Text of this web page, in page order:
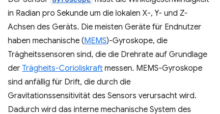
in Radian pro Sekunde um die lokalen X-, Y- und Z-
Achsen des Geräts. Die meisten Geräte für Endnutzer
haben mechanische (MEMS)-Gyroskope, die
Trägheitssensoren sind, die die Drehrate auf Grundlage
der Trägheits-Corioliskraft messen. MEMS-Gyroskope
sind anfällig für Drift, die durch die
Gravitationssensitivität des Sensors verursacht wird.
Dadurch wird das interne mechanische System des